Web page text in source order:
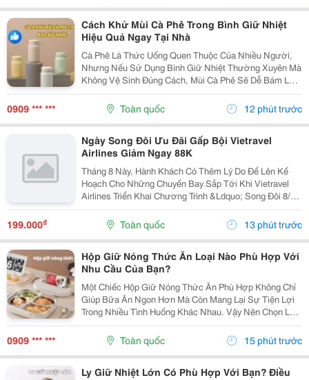
Cách Khử Mùi Cà Phê Trong Bình Giữ Nhiệt
Hiệu Quả Ngay Tại Nhà
Cà Phê Là Thức Uống Quen Thuộc Của Nhiều Người,
Nhưng Nếu Sử Dụng Bình Giữ Nhiệt Thường Xuyên Mà
Không Vệ Sinh Đúng Cách, Mùi Cà Phê Sẽ Dễ Bám Lại
Bên Trong Bình. Điều Này Không Chỉ Ảnh Hưởng Đến
Hương Vị Của Những Loại Đồ Uống Khác Mà Còn Tạo
0909 *** *** Toàn quốc 12 phút trước
Ngày Song Đôi Ưu Đãi Gấp Bội Vietravel
Airlines Giảm Ngay 88K
Tháng 8 Này, Hành Khách Có Thêm Lý Do Để Lên Kế
Hoạch Cho Những Chuyến Bay Sắp Tới Khi Vietravel
Airlines Triển Khai Chương Trình &Ldquo; Song Đôi 8/8
&Ndash; Bay Vui, Ưu Đãi Gấp Bội &Rdquo;. Với Mã Ưu
Đãi Vusongdoi08, Hành Khách Được Giảm Ngay...
199.000₫ Toàn quốc 13 phút trước
Hộp Giữ Nóng Thức Ăn Loại Nào Phù Hợp Với
Nhu Cầu Của Bạn?
Một Chiếc Hộp Giữ Nóng Thức Ăn Phù Hợp Không Chỉ
Giúp Bữa Ăn Ngon Hơn Mà Còn Mang Lại Sự Tiện Lợi
Trong Nhiều Tình Huống Khác Nhau. Vậy Nên Chọn Loại
Nào Để Đáp Ứng Đúng Nhu Cầu Sử Dụng Hằng Ngày?
1. Những Trường Hợp Nên Sử Dụng Hộp Giữ Nóng
Thức...
0909 *** *** Toàn quốc 15 phút trước
Ly Giữ Nhiệt Lớn Có Phù Hợp Với Bạn? Điều